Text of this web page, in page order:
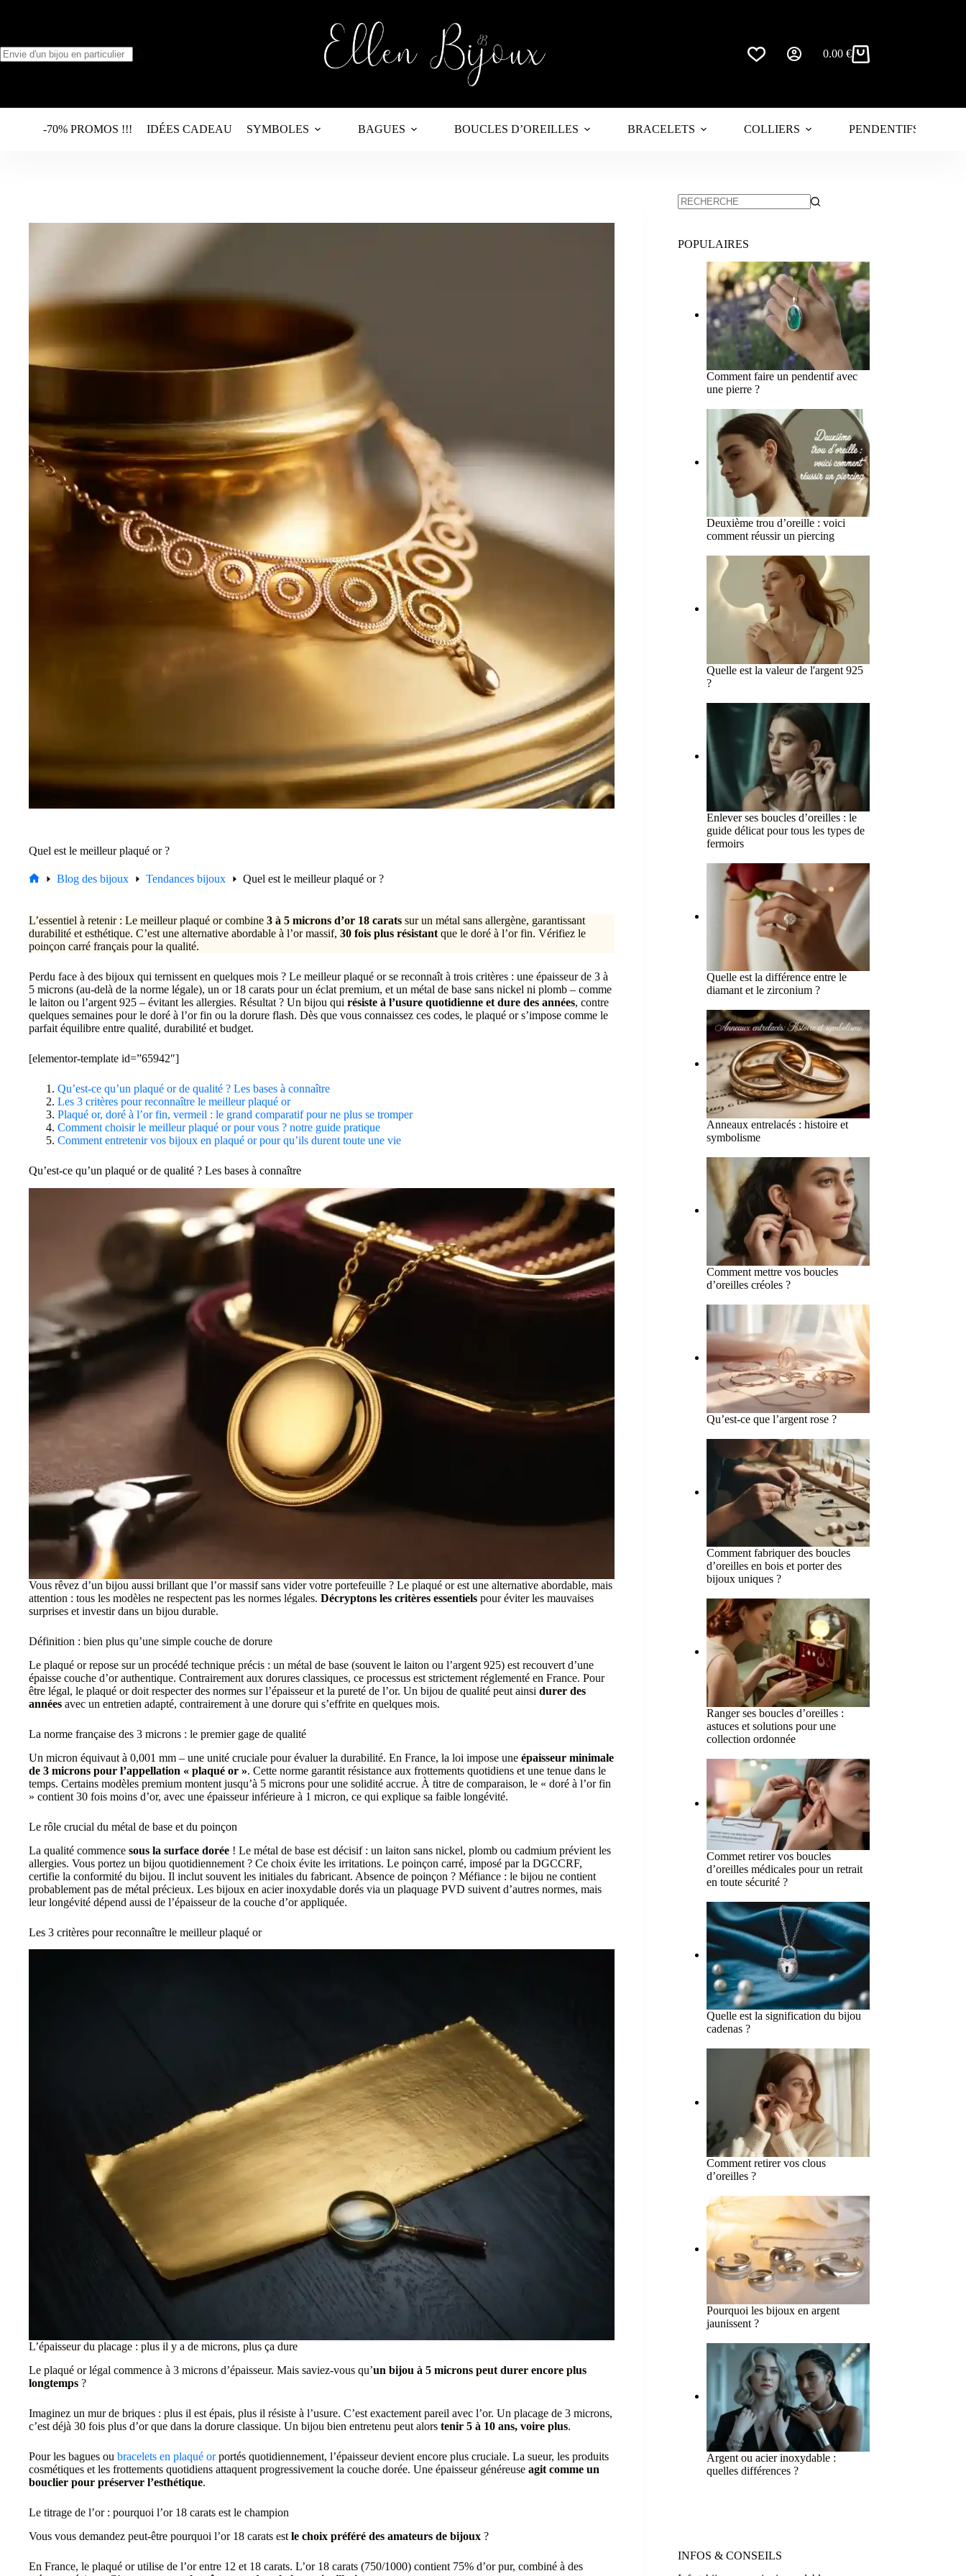
Panier
0.00 €
-70% PROMOS !!! IDÉES CADEAU SYMBOLES BAGUES BOUCLES D’OREILLES BRACELETS COLLIERS PENDENTIFS
Quel est le meilleur plaqué or ?
Blog des bijoux Tendances bijoux Quel est le meilleur plaqué or ?
L’essentiel à retenir : Le meilleur plaqué or combine 3 à 5 microns d’or 18 carats sur un métal sans allergène, garantissant
durabilité et esthétique. C’est une alternative abordable à l’or massif, 30 fois plus résistantque le doré à l’or fin. Vérifiez le
poinçon carré français pour la qualité.
Perdu face à des bijoux qui ternissent en quelques mois ? Le meilleur plaqué or se reconnaît à trois critères : une épaisseur de 3 à
5 microns (au-delà de la norme légale), un or 18 carats pour un éclat premium, et un métal de base sans nickel ni plomb – comme
le laiton ou l’argent 925 – évitant les allergies. Résultat ? Un bijou qui résiste à l’usure quotidienne et dure des années, contre
quelques semaines pour le doré à l’or fin ou la dorure flash. Dès que vous connaissez ces codes, le plaqué or s’impose comme le
parfait équilibre entre qualité, durabilité et budget.
[elementor-template id=”65942″]
Qu’est-ce qu’un plaqué or de qualité ? Les bases à connaître
Les 3 critères pour reconnaître le meilleur plaqué or
Plaqué or, doré à l’or fin, vermeil : le grand comparatif pour ne plus se tromper
Comment choisir le meilleur plaqué or pour vous ? notre guide pratique
Comment entretenir vos bijoux en plaqué or pour qu’ils durent toute une vie
Qu’est-ce qu’un plaqué or de qualité ? Les bases à connaître
Vous rêvez d’un bijou aussi brillant que l’or massif sans vider votre portefeuille ? Le plaqué or est une alternative abordable, mais
attention : tous les modèles ne respectent pas les normes légales. Décryptons les critères essentiels pour éviter les mauvaises
surprises et investir dans un bijou durable.
Définition : bien plus qu’une simple couche de dorure
Le plaqué or repose sur un procédé technique précis : un métal de base (souvent le laiton ou l’argent 925) est recouvert d’une
épaisse couche d’or authentique. Contrairement aux dorures classiques, ce processus est strictement réglementé en France. Pour
être légal, le plaqué or doit respecter des normes sur l’épaisseur et la pureté de l’or. Un bijou de qualité peut ainsi durer des
années avec un entretien adapté, contrairement à une dorure qui s’effrite en quelques mois.
La norme française des 3 microns : le premier gage de qualité
Un micron équivaut à 0,001 mm – une unité cruciale pour évaluer la durabilité. En France, la loi impose une épaisseur minimale
de 3 microns pour l’appellation « plaqué or ». Cette norme garantit résistance aux frottements quotidiens et une tenue dans le
temps. Certains modèles premium montent jusqu’à 5 microns pour une solidité accrue. À titre de comparaison, le « doré à l’or fin
» contient 30 fois moins d’or, avec une épaisseur inférieure à 1 micron, ce qui explique sa faible longévité.
Le rôle crucial du métal de base et du poinçon
La qualité commence sous la surface dorée ! Le métal de base est décisif : un laiton sans nickel, plomb ou cadmium prévient les
allergies. Vous portez un bijou quotidiennement ? Ce choix évite les irritations. Le poinçon carré, imposé par la DGCCRF,
certifie la conformité du bijou. Il inclut souvent les initiales du fabricant. Absence de poinçon ? Méfiance : le bijou ne contient
probablement pas de métal précieux. Les bijoux en acier inoxydable dorés via un plaquage PVD suivent d’autres normes, mais
leur longévité dépend aussi de l’épaisseur de la couche d’or appliquée.
Les 3 critères pour reconnaître le meilleur plaqué or
L’épaisseur du placage : plus il y a de microns, plus ça dure
Le plaqué or légal commence à 3 microns d’épaisseur. Mais saviez-vous qu’un bijou à 5 microns peut durer encore plus
longtemps ?
Imaginez un mur de briques : plus il est épais, plus il résiste à l’usure. C’est exactement pareil avec l’or. Un placage de 3 microns,
c’est déjà 30 fois plus d’or que dans la dorure classique. Un bijou bien entretenu peut alors tenir 5 à 10 ans, voire plus.
Pour les bagues ou bracelets en plaqué orportés quotidiennement, l’épaisseur devient encore plus cruciale. La sueur, les produits
cosmétiques et les frottements quotidiens attaquent progressivement la couche dorée. Une épaisseur généreuse agit comme un
bouclier pour préserver l’esthétique.
Le titrage de l’or : pourquoi l’or 18 carats est le champion
Vous vous demandez peut-être pourquoi l’or 18 carats est le choix préféré des amateurs de bijoux ?
En France, le plaqué or utilise de l’or entre 12 et 18 carats. L’or 18 carats (750/1000) contient 75% d’or pur, combiné à des
POPULAIRES
Comment faire un pendentif avec
une pierre ?
Deuxième trou d’oreille : voici
comment réussir un piercing
Quelle est la valeur de l'argent 925
?
Enlever ses boucles d’oreilles : le
guide délicat pour tous les types de
fermoirs
Quelle est la différence entre le
diamant et le zirconium ?
Anneaux entrelacés : histoire et
symbolisme
Comment mettre vos boucles
d’oreilles créoles ?
Qu’est-ce que l’argent rose ?
Comment fabriquer des boucles
d’oreilles en bois et porter des
bijoux uniques ?
Ranger ses boucles d’oreilles :
astuces et solutions pour une
collection ordonnée
Commet retirer vos boucles
d’oreilles médicales pour un retrait
en toute sécurité ?
Quelle est la signification du bijou
cadenas ?
Comment retirer vos clous
d’oreilles ?
Pourquoi les bijoux en argent
jaunissent ?
Argent ou acier inoxydable :
quelles différences ?
INFOS & CONSEILS